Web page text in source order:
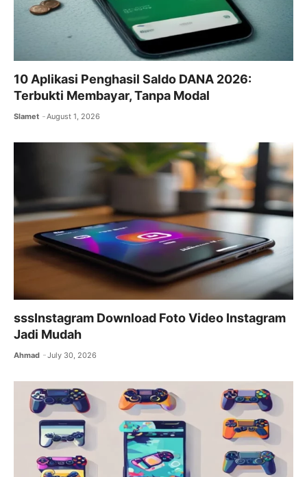
10 Aplikasi Penghasil Saldo DANA 2026:
Terbukti Membayar, Tanpa Modal
Slamet August 1, 2026
sssInstagram Download Foto Video Instagram
Jadi Mudah
Ahmad July 30, 2026